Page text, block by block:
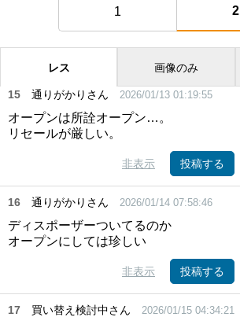
1 2
レス 画像のみ
15 通りがかりさん 2026/01/13 01:19:55
オープンは所詮オープン…。
リセールが厳しい。
非表示 投稿する
16 通りがかりさん 2026/01/14 07:58:46
ディスポーザーついてるのか
オープンにしては珍しい
非表示 投稿する
17 買い替え検討中さん 2026/01/15 04:34:21